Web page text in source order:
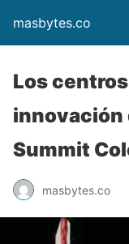
masbytes.co
Los
innovación
Summit
masbytes.co